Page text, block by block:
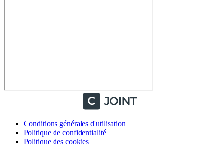
Conditions générales d'utilisation
Politique de confidentialité
Politique des cookies